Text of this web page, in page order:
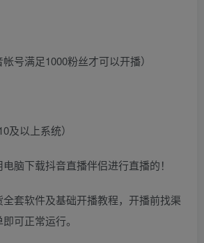
号满足1000粉丝才可以开播）
及以上系统）
脑下载抖音直播伴侣进行直播的！
套软件及基础开播教程，开播前找渠
可正常运行。